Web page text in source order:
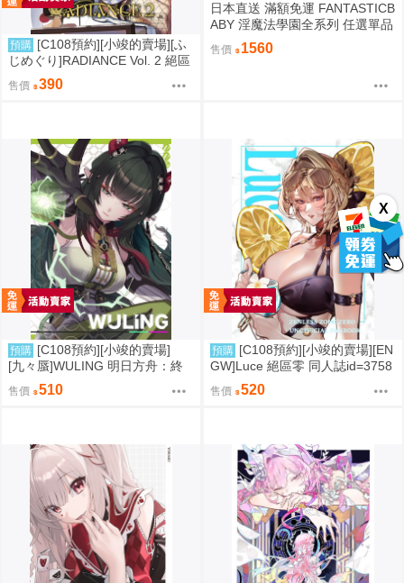
X
預購 [C108預約][小竣的賣場][ふ
じめぐり]RADIANCE Vol. 2 絕區
零 同人誌id=3755087
售價 390
日本直送 滿額免運 FANTASTICB
ABY 淫魔法學園全系列 任選單品
/ 3位學妹豪華全套組 疾風雷神
售價 1560
預購 [C108預約][小竣的賣場]
[九々蜃]WULING 明日方舟：終
末地 同人誌id=3774619
售價 510
預購 [C108預約][小竣的賣場][EN
GW]Luce 絕區零 同人誌id=3758
售價 520